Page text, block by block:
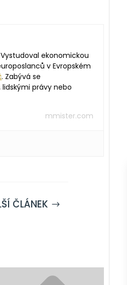
ekonomickou
v Evropském
. Zabývá se
právy nebo
mmister.com
ČLÁNEK $